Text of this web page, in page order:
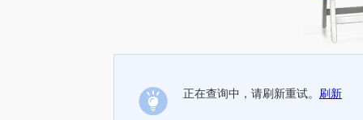
正在查询中，请刷新重试。 刷新